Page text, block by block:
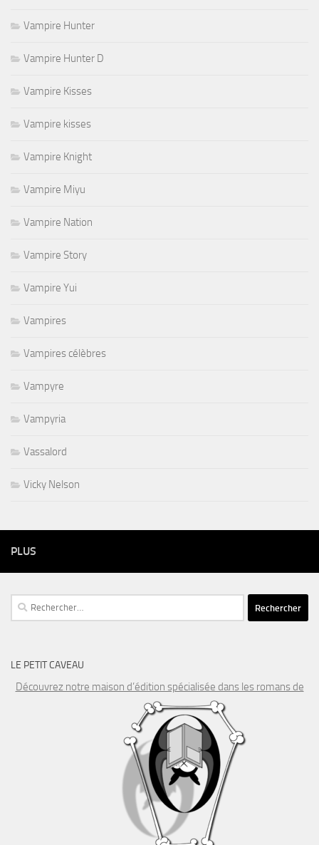
Vampire Hunter
Vampire Hunter D
Vampire Kisses
Vampire kisses
Vampire Knight
Vampire Miyu
Vampire Nation
Vampire Story
Vampire Yui
Vampires
Vampires célèbres
Vampyre
Vampyria
Vassalord
Vicky Nelson
PLUS
Rechercher :
LE PETIT CAVEAU
Découvrez notre maison d’édition spécialisée dans les romans de